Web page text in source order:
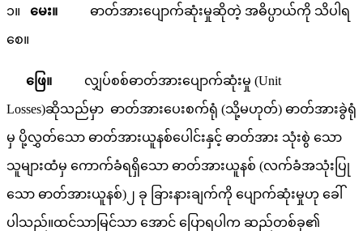
၁။ မေး။ ဓာတ်အားပျောက်ဆုံးမှုဆိုတဲ့ အဓိပ္ပာယ်ကို သိပါရ
စေ။
ဖြေ။ လျှပ်စစ်ဓာတ်အားပျောက်ဆုံးမှု (Unit
Losses)ဆိုသည်မှာ ဓာတ်အားပေးစက်ရုံ (သို့မဟုတ်) ဓာတ်အားခွဲရုံ
မှ ပို့လွှတ်သော ဓာတ်အားယူနစ်ပေါင်းနှင့် ဓာတ်အား သုံးစွဲ သော
သူများထံမှ ကောက်ခံရရှိသော ဓာတ်အားယူနစ် (လက်ခံအသုံးပြု
သော ဓာတ်အားယူနစ်)၂ ခု ခြားနားချက်ကို ပျောက်ဆုံးမှုဟု ခေါ်
ပါသည်။ထင်သာမြင်သာ အောင် ပြောရပါက ဆည်တစ်ခု၏